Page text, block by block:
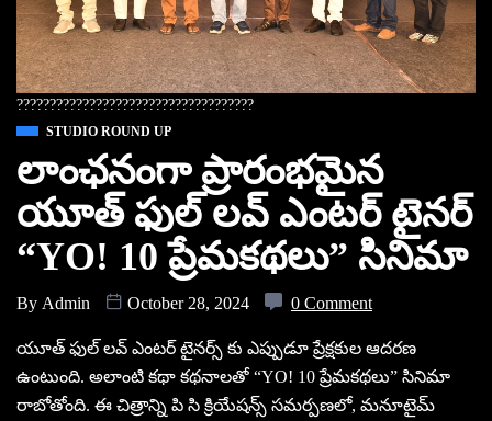
????????????????????????????????????
STUDIO ROUND UP
లాంఛనంగా ప్రారంభమైన
యూత్ ఫుల్ లవ్ ఎంటర్ టైనర్
“YO! 10 ప్రేమకథలు” సినిమా
By Admin October 28, 2024 0 Comment
యూత్ ఫుల్ లవ్ ఎంటర్ టైనర్స్ కు ఎప్పుడూ ప్రేక్షకుల ఆదరణ
ఉంటుంది. అలాంటి కథా కథనాలతో “YO! 10 ప్రేమకథలు” సినిమా
రాబోతోంది. ఈ చిత్రాన్ని పి సి క్రియేషన్స్ సమర్పణలో, మనూటైమ్